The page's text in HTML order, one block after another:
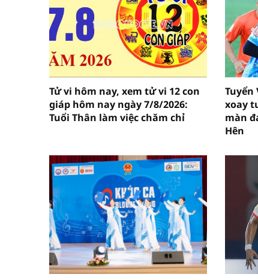
Tử vi hôm nay, xem tử vi 12 con
giáp hôm nay ngày 7/8/2026:
Tuổi Thân làm việc chăm chỉ
xoay
màn
Hên